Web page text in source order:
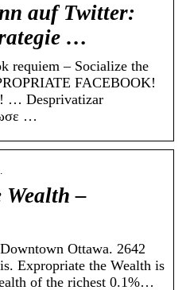
auf Twitter:
…
requiem – Socialize the
FACEBOOK!
… Desprivatizar
…
–
Ottawa. 2642
Expropriate the Wealth is
of the richest 0.1%…